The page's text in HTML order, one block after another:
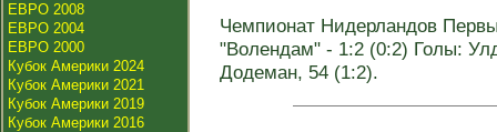
ЕВРО 2008
ЕВРО 2004
ЕВРО 2000
Кубок Америки 2024
Кубок Америки 2021
Кубок Америки 2019
Кубок Америки 2016
Чемпионат Нидерландов
"Волендам" - 1:2 (0:2) Голы:
Додеман, 54 (1:2).